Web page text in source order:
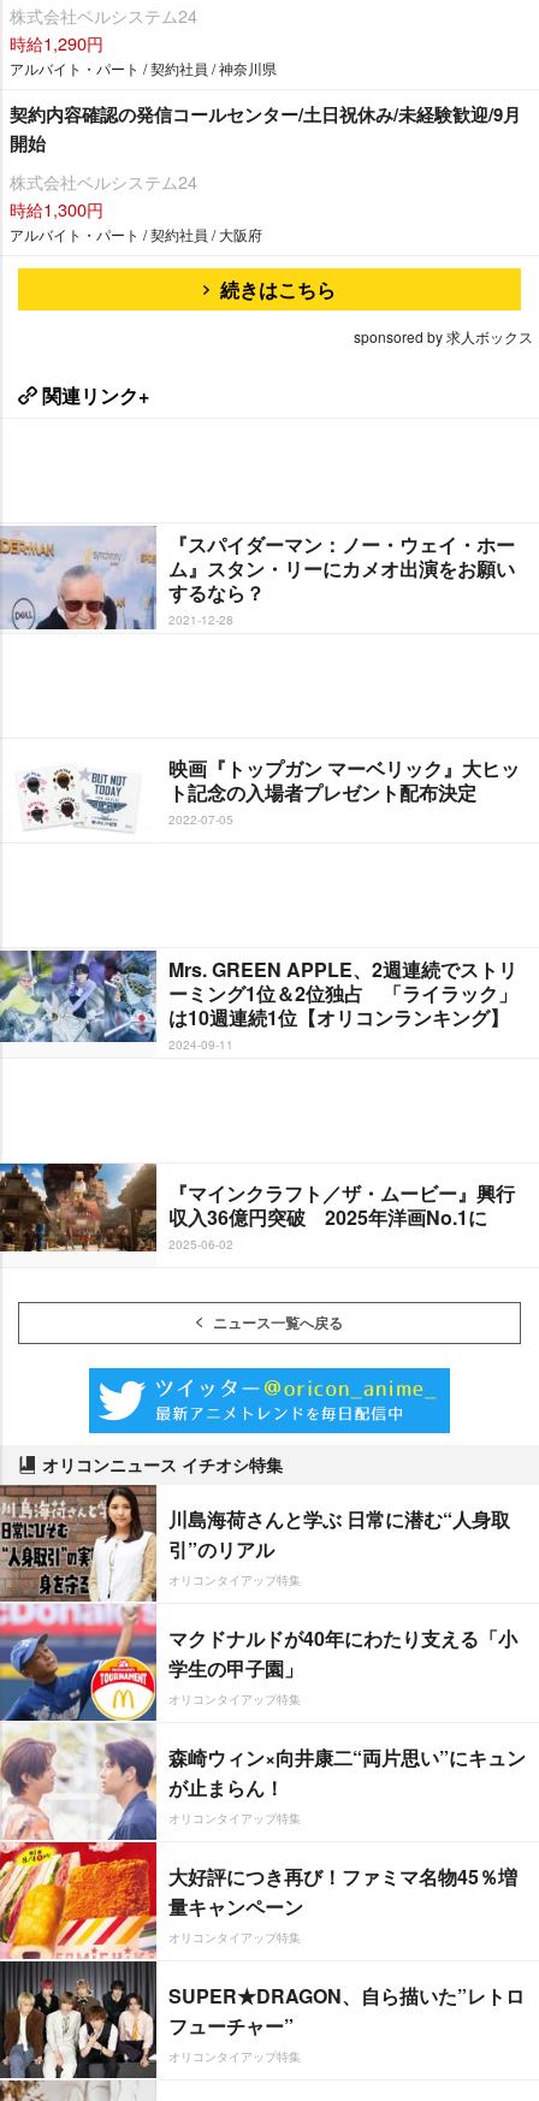
株式会社ベルシステム24
時給1,290円
アルバイト・パート / 契約社員 / 神奈川県
契約内容確認の発信コールセンター/土日祝休み/未経験歓迎/9月
開始
株式会社ベルシステム24
時給1,300円
アルバイト・パート / 契約社員 / 大阪府
続きはこちら
sponsored by 求人ボックス
関連リンク+
『スパイダーマン：ノー・ウェイ・ホー
ム』スタン・リーにカメオ出演をお願い
するなら？
2021-12-28
映画『トップガン マーベリック』大ヒッ
ト記念の入場者プレゼント配布決定
2022-07-05
Mrs. GREEN APPLE、2週連続でストリ
ーミング1位＆2位独占 「ライラック」
は10週連続1位【オリコンランキング】
2024-09-11
『マインクラフト／ザ・ムービー』興行
収入36億円突破 2025年洋画No.1に
2025-06-02
ニュース一覧へ戻る
オリコンニュース イチオシ特集
川島海荷さんと学ぶ 日常に潜む“人身取
引”のリアル
オリコンタイアップ特集
マクドナルドが40年にわたり支える「小
学生の甲子園」
オリコンタイアップ特集
森崎ウィン×向井康二“両片思い”にキュン
が止まらん！
オリコンタイアップ特集
大好評につき再び！ファミマ名物45％増
量キャンペーン
オリコンタイアップ特集
SUPER★DRAGON、自ら描いた”レトロ
フューチャー”
オリコンタイアップ特集